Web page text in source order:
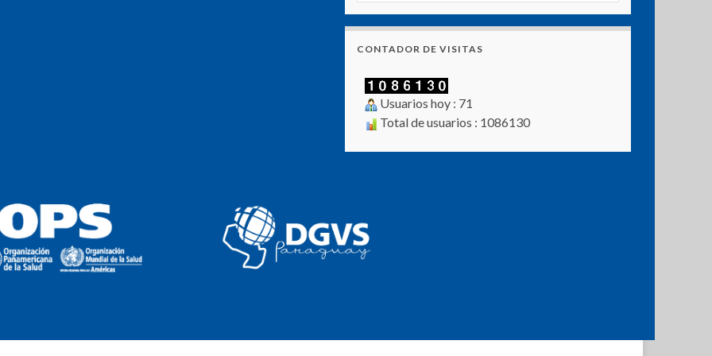
CONTADOR DE VISITAS
Usuarios hoy : 71
Total de usuarios : 1086130